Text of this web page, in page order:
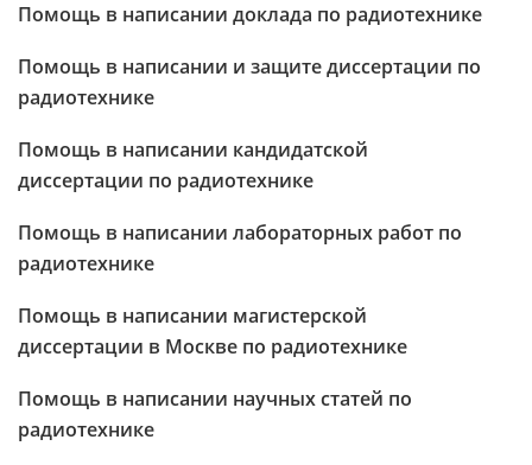
Помощь в написании доклада по радиотехнике
Помощь в написании и защите диссертации по
радиотехнике
Помощь в написании кандидатской
диссертации по радиотехнике
Помощь в написании лабораторных работ по
радиотехнике
Помощь в написании магистерской
диссертации в Москве по радиотехнике
Помощь в написании научных статей по
радиотехнике